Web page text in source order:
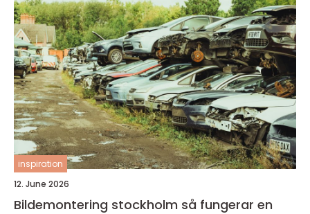
inspiration
12. June 2026
Bildemontering stockholm så fungerar en